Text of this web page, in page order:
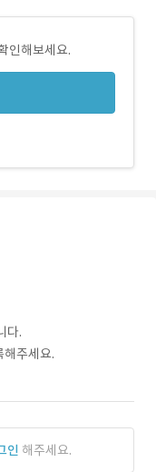
인해보세요.
다.
해주세요.
인 해주세요.